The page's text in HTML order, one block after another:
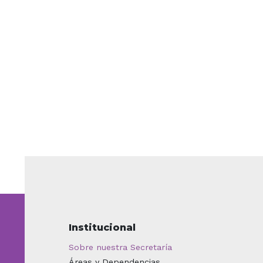
Institucional
Sobre nuestra Secretaría